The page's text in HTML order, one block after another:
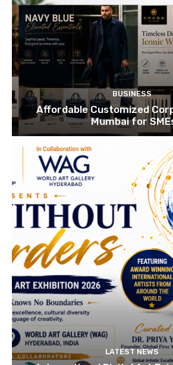
BUSINESS
Affordable Customized
Mumbai for
LATEST NEWS